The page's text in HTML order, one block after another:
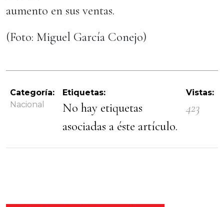
aumento en sus ventas.
(Foto: Miguel García Conejo)
Categoría:
Nacional
Etiquetas:
No hay etiquetas
asociadas a éste artículo.
Vistas:
423